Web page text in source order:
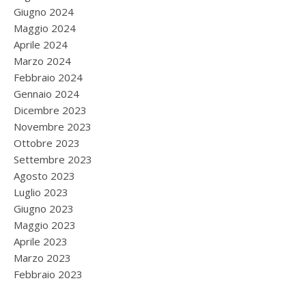
Giugno 2024
Maggio 2024
Aprile 2024
Marzo 2024
Febbraio 2024
Gennaio 2024
Dicembre 2023
Novembre 2023
Ottobre 2023
Settembre 2023
Agosto 2023
Luglio 2023
Giugno 2023
Maggio 2023
Aprile 2023
Marzo 2023
Febbraio 2023